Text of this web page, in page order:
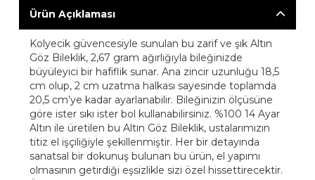
Ürün Açıklaması
Kolyecik güvencesiyle sunulan bu zarif ve şık Altın
Göz Bileklik, 2,67 gram ağırlığıyla bileğinizde
büyüleyici bir hafiflik sunar. Ana zincir uzunluğu 18,5
cm olup, 2 cm uzatma halkası sayesinde toplamda
20,5 cm’ye kadar ayarlanabilir. Bileğinizin ölçüsüne
göre ister sıkı ister bol kullanabilirsiniz. %100 14 Ayar
Altın ile üretilen bu Altın Göz Bileklik, ustalarımızın
titiz el işçiliğiyle şekillenmiştir. Her bir detayında
sanatsal bir dokunuş bulunan bu ürün, el yapımı
olmasının getirdiği eşsizlikle sizi özel hissettirecektir.